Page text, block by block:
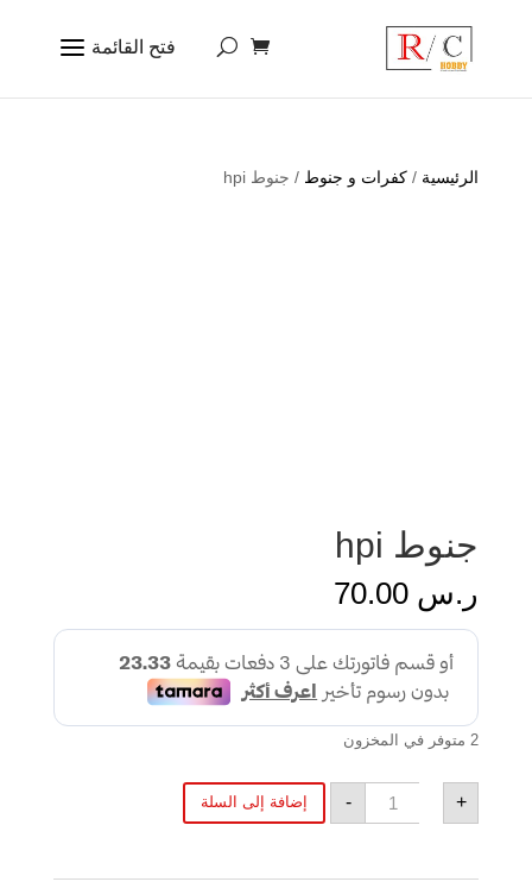
الرئيسية / كفرات و جنوط / جنوط hpi
جنوط hpi
ر.س
2 متوفر في المخزون
-
كمية
جنوط
hpi
+ إضافة إلى السلة